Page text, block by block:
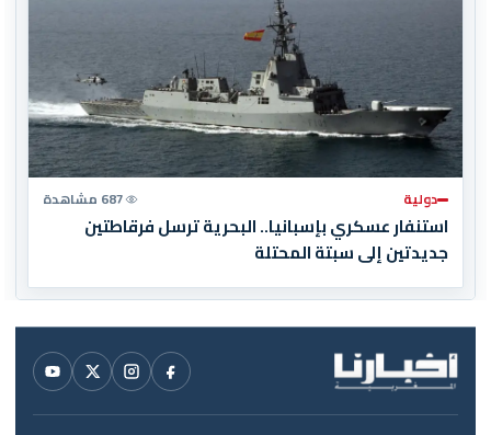
دولية 687 مشاهدة
استنفار عسكري بإسبانيا.. البحرية ترسل فرقاطتين
جديدتين إلى سبتة المحتلة